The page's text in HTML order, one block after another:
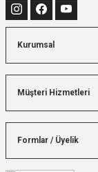
Kurumsal
Müşteri Hizmetleri
Formlar / Üyelik